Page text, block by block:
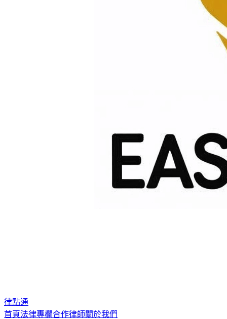
律點通
首頁法律專欄合作律師關於我們